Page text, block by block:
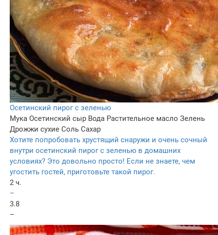
Осетинский пирог с зеленью
Мука Осетинский сыр Вода Растительное масло Зелень
Дрожжи сухие Соль Сахар
Хотите попробовать хрустящий снаружи и очень сочный
внутри осетинский пирог с зеленью в домашних
условиях? Это довольно просто! Если не знаете, чем
угостить гостей, приготовьте такой пирог.
2 ч.
–
3.8
–